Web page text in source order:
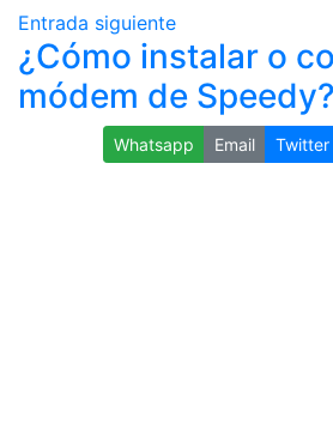
Entrada siguiente
¿Cómo instalar o
módem de Speedy?
Whatsapp Email Twitter